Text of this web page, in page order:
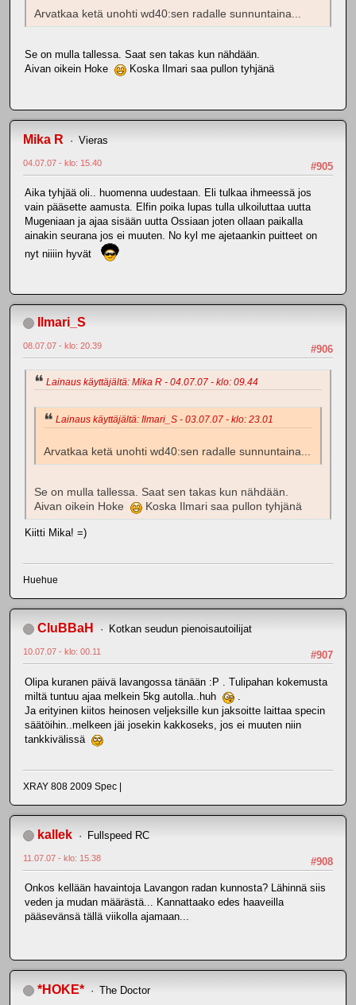
Arvatkaa ketä unohti wd40:sen radalle sunnuntaina...
Se on mulla tallessa. Saat sen takas kun nähdään.
Aivan oikein Hoke
Koska Ilmari saa pullon tyhjänä
Mika R Vieras
#905
04.07.07 - klo: 15.40
Aika tyhjää oli.. huomenna uudestaan. Eli tulkaa ihmeessä jos
vain pääsette aamusta. Elfin poika lupas tulla ulkoiluttaa uutta
Mugeniaan ja ajaa sisään uutta Ossiaan joten ollaan paikalla
ainakin seurana jos ei muuten. No kyl me ajetaankin puitteet on
nyt niiiin hyvät
Ilmari_S
#906
08.07.07 - klo: 20.39
Lainaus käyttäjältä: Mika R - 04.07.07 - klo: 09.44
Lainaus käyttäjältä: Ilmari_S - 03.07.07 - klo: 23.01
Arvatkaa ketä unohti wd40:sen radalle sunnuntaina...
Se on mulla tallessa. Saat sen takas kun nähdään.
Aivan oikein Hoke
Koska Ilmari saa pullon tyhjänä
Kiitti Mika! =)
Huehue
CluBBaH Kotkan seudun pienoisautoilijat
#907
10.07.07 - klo: 00.11
Olipa kuranen päivä lavangossa tänään :P . Tulipahan kokemusta
miltä tuntuu ajaa melkein 5kg autolla..huh
Ja erityinen kiitos heinosen veljeksille kun jaksoitte laittaa specin
säätöihin..melkeen jäi josekin kakkoseks, jos ei muuten niin
tankkivälissä
XRAY 808 2009 Spec |
kallek Fullspeed RC
#908
11.07.07 - klo: 15.38
Onkos kellään havaintoja Lavangon radan kunnosta? Lähinnä siis
veden ja mudan määrästä... Kannattaako edes haaveilla
pääsevänsä tällä viikolla ajamaan...
*HOKE* The Doctor